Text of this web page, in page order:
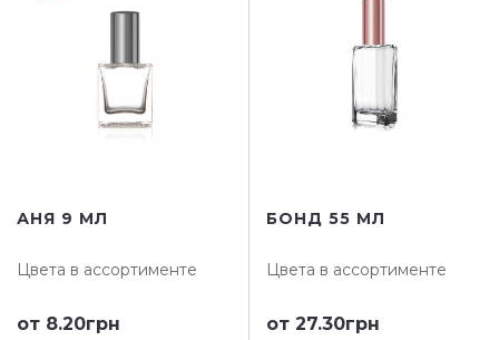
АНЯ 9 МЛ
Цвета в ассортименте
от 8.20грн
БОНД 55 МЛ
Цвета в ассортименте
от 27.30грн